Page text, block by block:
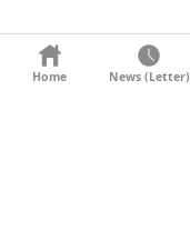
KONTAKT
Home News (Letter)